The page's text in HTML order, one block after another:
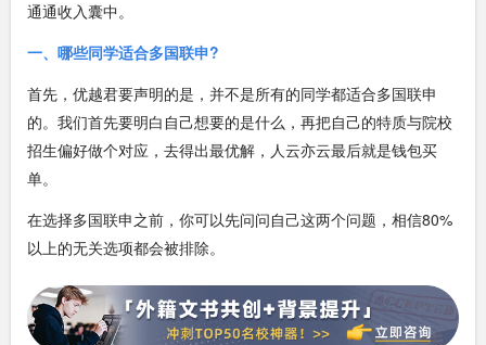
通通收入囊中。
一、哪些同学适合多国联申?
首先，优越君要声明的是，并不是所有的同学都适合多国联申
的。我们首先要明白自己想要的是什么，再把自己的特质与院校
招生偏好做个对应，去得出最优解，人云亦云最后就是钱包买
单。
在选择多国联申之前，你可以先问问自己这两个问题，相信80%
以上的无关选项都会被排除。